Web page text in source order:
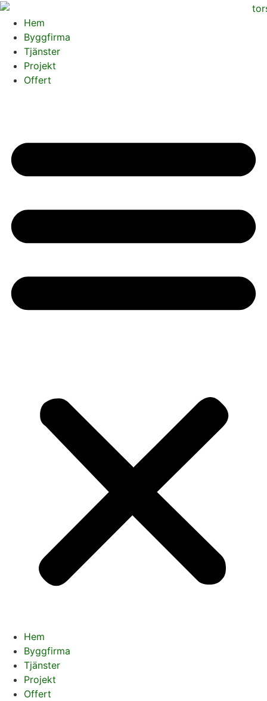
Skip
content
Hem
Byggfirma
Tjänster
Projekt
Offert
Hem
Byggfirma
Tjänster
Projekt
Offert